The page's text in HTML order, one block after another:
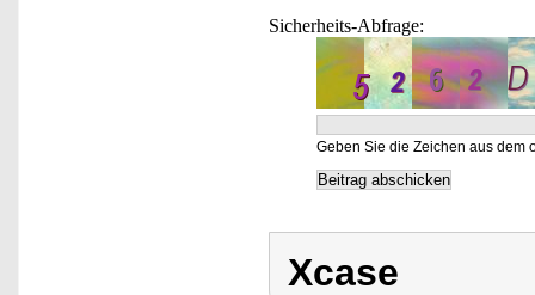
Sicherheits-Abfrage:
Geben Sie die Zeichen aus dem
Xcase